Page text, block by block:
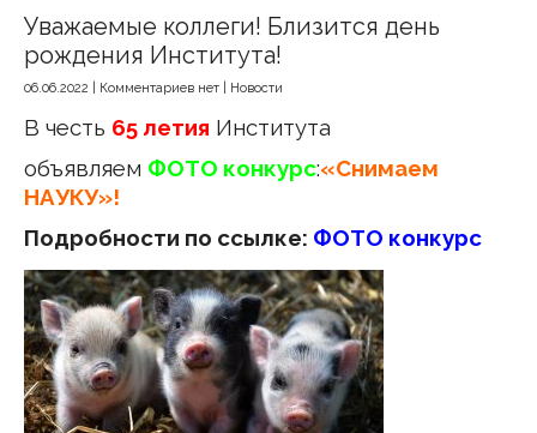
Уважаемые коллеги! Близится день
рождения Института!
06.06.2022 Комментариев нет Новости
В честь 65 летия Института
объявляем ФОТО конкурс:«Снимаем
НАУКУ»!
Подробности по ссылке: ФОТО конкурс